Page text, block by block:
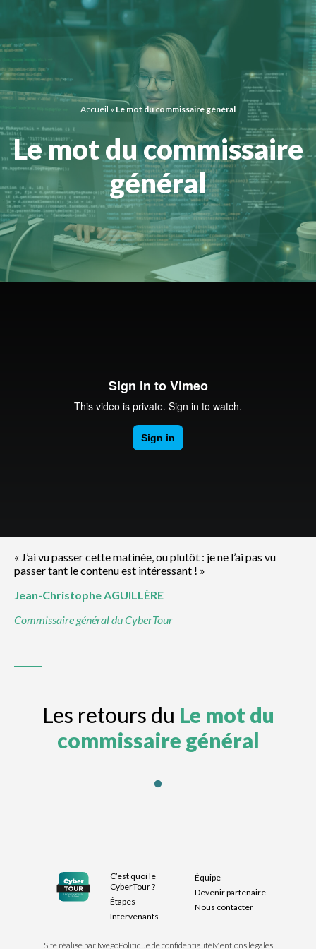
Accueil » Le mot du commissaire général
Le mot du commissaire
général
« J’ai vu passer cette matinée, ou plutôt : je ne l’ai pas vu
passer tant le contenu est intéressant ! »
Jean-ChristopheAGUILLÈRE
Commissaire général du CyberTour
Les retours du Le mot du
commissaire général
C’est quoi le
CyberTour ?
Étapes
Intervenants
Équipe
Devenir partenaire
Nous contacter
Site réalisé par IwegoPolitique de confidentialitéMentions légales
Panneau de gestion des cookies